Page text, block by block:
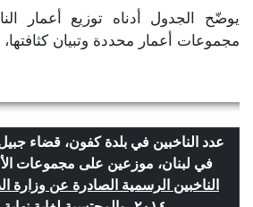
يوضّح الجدول أدناه توزيع أعمار
مجموعات أعمار محددة وتبيان كثافتها،
عدد الناخبين في بلدة كفون، قضاء
في لبنان، موزعين على مجموعات
الناخبين الرسمية الصادرة عن وزارة